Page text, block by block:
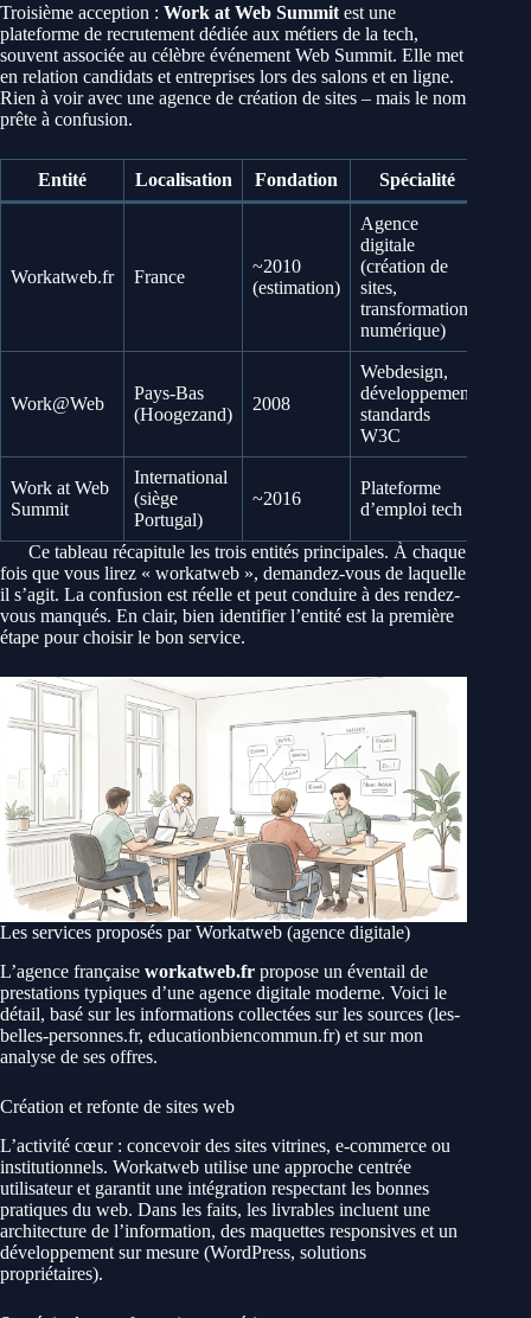
Troisième acception : Work at Web Summit est une
plateforme de recrutement dédiée aux métiers de la tech,
souvent associée au célèbre événement Web Summit. Elle met
en relation candidats et entreprises lors des salons et en ligne.
Rien à voir avec une agence de création de sites – mais le nom
prête à confusion.
Entité Localisation Fondation Spécialité
Workatweb.fr France
~2010
(estimation)
Agence
digitale
(création de
sites,
transformation
numérique)
Work@Web
Pays-Bas
(Hoogezand)
2008
Webdesign,
développement
standards
W3C
Work at Web
Summit
International
(siège
Portugal)
~2016
Plateforme
d’emploi tech
Ce tableau récapitule les trois entités principales. À chaque
fois que vous lirez « workatweb », demandez-vous de laquelle
il s’agit. La confusion est réelle et peut conduire à des rendez-
vous manqués. En clair, bien identifier l’entité est la première
étape pour choisir le bon service.
Les services proposés par Workatweb (agence digitale)
L’agence française workatweb.fr propose un éventail de
prestations typiques d’une agence digitale moderne. Voici le
détail, basé sur les informations collectées sur les sources (les-
belles-personnes.fr, educationbiencommun.fr) et sur mon
analyse de ses offres.
Création et refonte de sites web
L’activité cœur : concevoir des sites vitrines, e‑commerce ou
institutionnels. Workatweb utilise une approche centrée
utilisateur et garantit une intégration respectant les bonnes
pratiques du web. Dans les faits, les livrables incluent une
architecture de l’information, des maquettes responsives et un
développement sur mesure (WordPress, solutions
propriétaires).